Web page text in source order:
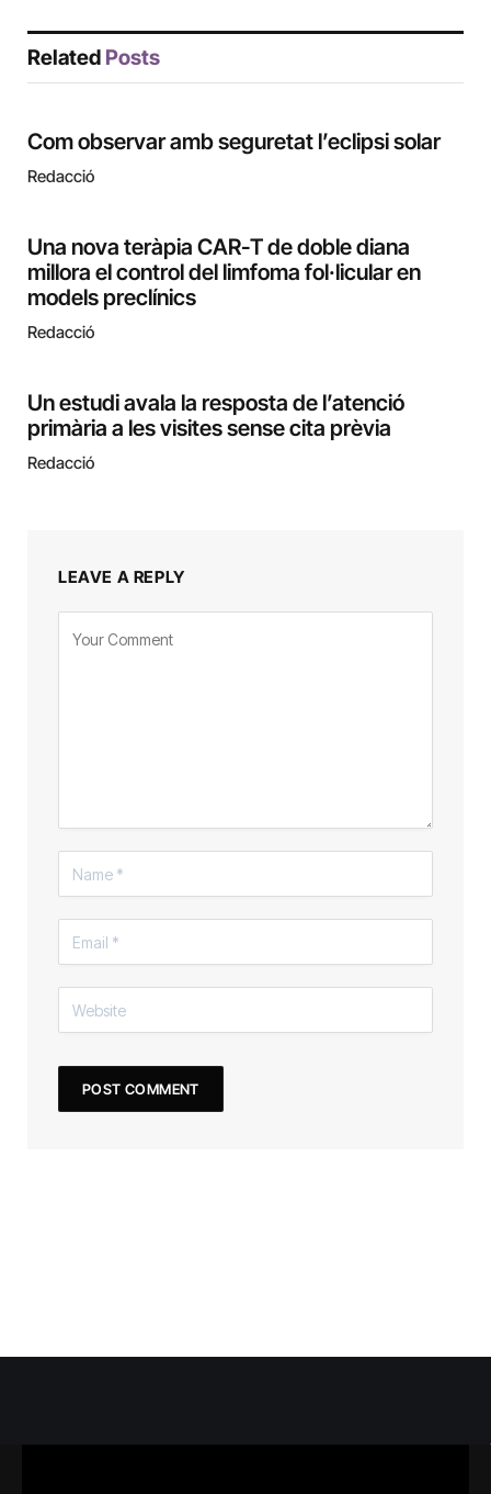
Related Posts
Com observar amb seguretat l’eclipsi solar
Redacció
Una nova teràpia CAR-T de doble diana
millora el control del limfoma fol·licular en
models preclínics
Redacció
Un estudi avala la resposta de l’atenció
primària a les visites sense cita prèvia
Redacció
LEAVE A REPLY